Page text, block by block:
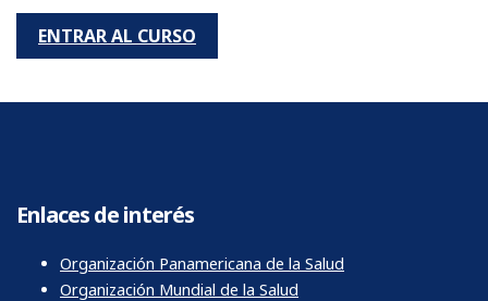
ENTRAR AL CURSO
Enlaces de interés
Organización Panamericana de la Salud
Organización Mundial de la Salud